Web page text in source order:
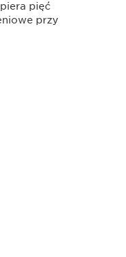
pięć
przy